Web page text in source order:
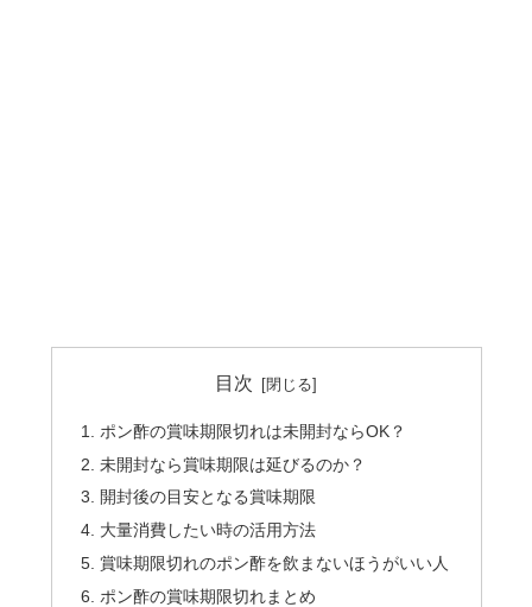
目次
ポン酢の賞味期限切れは未開封ならOK？
未開封なら賞味期限は延びるのか？
開封後の目安となる賞味期限
大量消費したい時の活用方法
賞味期限切れのポン酢を飲まないほうがいい人
ポン酢の賞味期限切れまとめ